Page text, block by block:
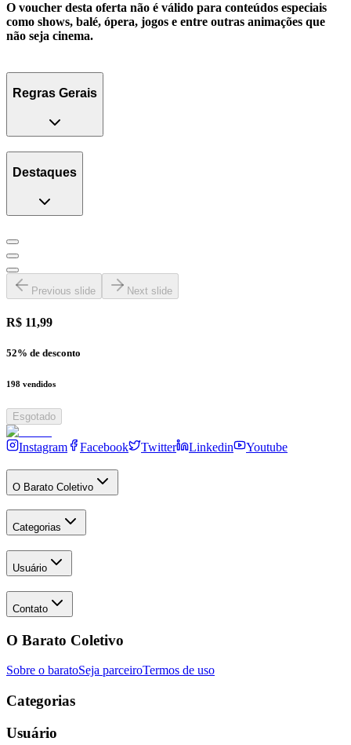
O voucher desta oferta não é válido para conteúdos especiais
como shows, balé, ópera, jogos e entre outras animações que
não seja cinema.
Regras Gerais
Destaques
Previous slide Next slide
R$ 11,99
52% de desconto
198 vendidos
Esgotado
Instagram Facebook Twitter Linkedin Youtube
O Barato Coletivo
Categorias
Usuário
Contato
O Barato Coletivo
Sobre o baratoSeja parceiroTermos de uso
Categorias
Usuário